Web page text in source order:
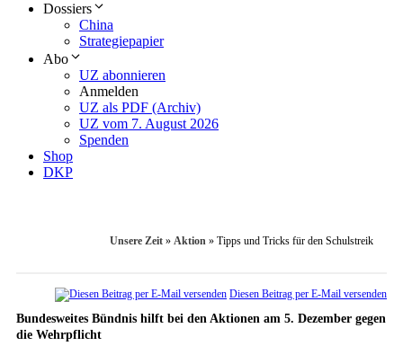
Dossiers
China
Strategiepapier
Abo
UZ abonnieren
Anmelden
UZ als PDF (Archiv)
UZ vom 7. August 2026
Spenden
Shop
DKP
Unsere Zeit » Aktion » Tipps und Tricks für den Schulstreik
Diesen Beitrag per E-Mail versenden
Bundesweites Bündnis hilft bei den Aktionen am 5. Dezember gegen
die Wehrpflicht